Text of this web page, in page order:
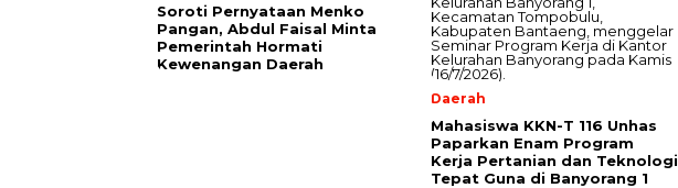
Soroti Pernyataan Menko
Pangan, Abdul Faisal Minta
Pemerintah Hormati
Kewenangan Daerah
Daerah
Mahasiswa KKN-T 116 Unhas
Paparkan Enam Program
Kerja Pertanian dan Teknologi
Tepat Guna di Banyorang 1